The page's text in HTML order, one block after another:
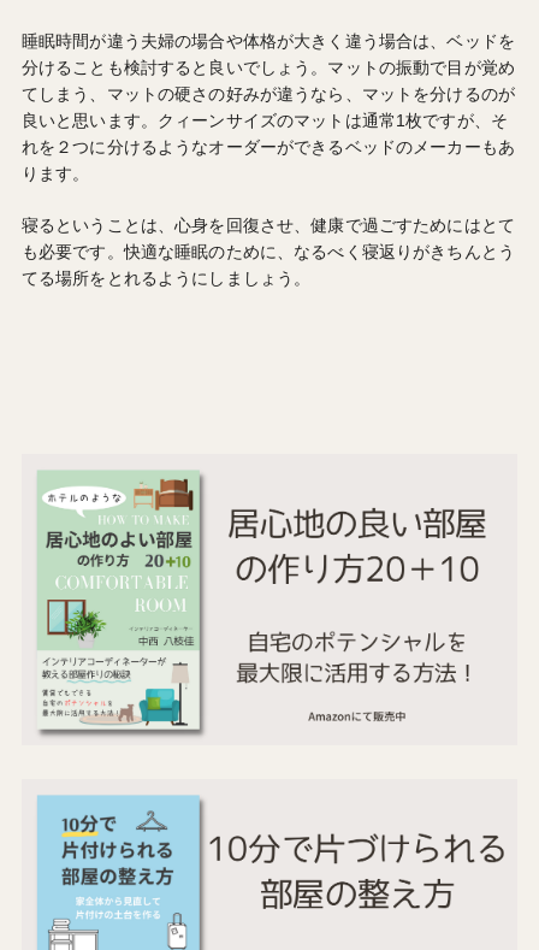
睡眠時間が違う夫婦の場合や体格が大きく違う場合は、ベッドを
分けることも検討すると良いでしょう。マットの振動で目が覚め
てしまう、マットの硬さの好みが違うなら、マットを分けるのが
良いと思います。クィーンサイズのマットは通常1枚ですが、そ
れを２つに分けるようなオーダーができるベッドのメーカーもあ
ります。
寝るということは、心身を回復させ、健康で過ごすためにはとて
も必要です。快適な睡眠のために、なるべく寝返りがきちんとう
てる場所をとれるようにしましょう。